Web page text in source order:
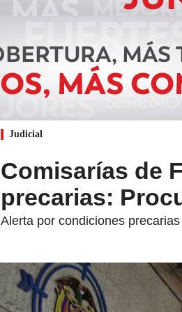
Judicial
Comisarías de
precarias:
Alerta por condiciones